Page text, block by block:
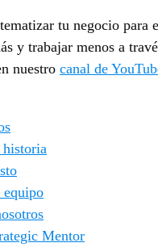
tu negocio para
y trabajar menos a
nuestro canal de
historia
equipo
Mentor